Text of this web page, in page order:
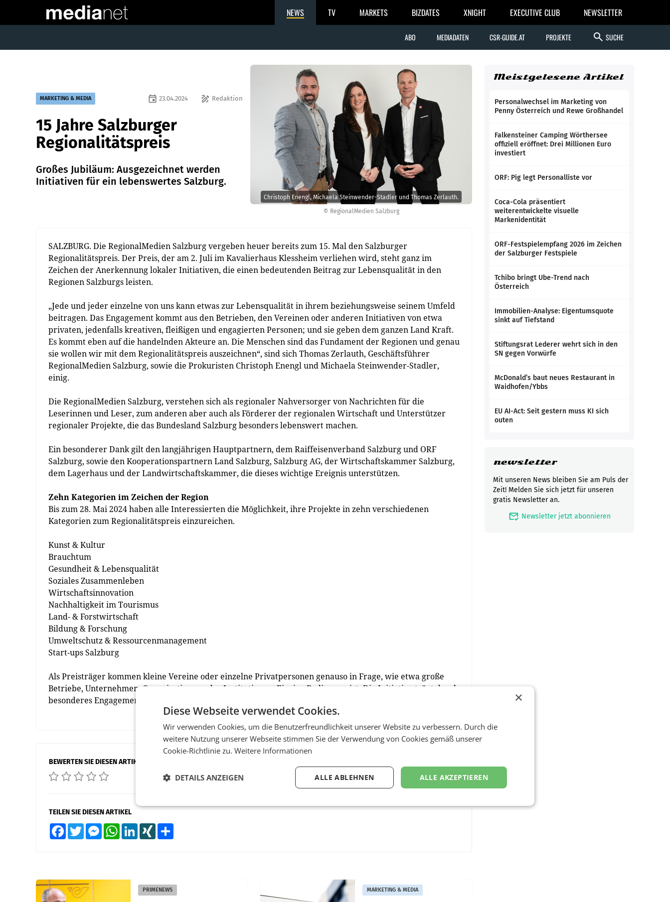
NEWS TV MARKETS BIZDATES XNIGHT EXECUTIVE CLUB NEWSLETTER
ABO MEDIADATEN CSR-GUIDE.AT PROJEKTE search SUCHE
© RegionalMedien Salzburg
Christoph Enengl, Michaela Steinwender-Stadler und Thomas Zerlauth.
MARKETING & MEDIA draw Redaktion
event 23.04.2024
15 Jahre Salzburger
Regionalitätspreis
Großes Jubiläum: Ausgezeichnet werden
Initiativen für ein lebenswertes Salzburg.
SALZBURG. Die RegionalMedien Salzburg vergeben heuer bereits zum 15. Mal den Salzburger
Regionalitätspreis. Der Preis, der am 2. Juli im Kavalierhaus Klessheim verliehen wird, steht ganz im
Zeichen der Anerkennung lokaler Initiativen, die einen bedeutenden Beitrag zur Lebensqualität in den
Regionen Salzburgs leisten.
„Jede und jeder einzelne von uns kann etwas zur Lebensqualität in ihrem beziehungsweise seinem Umfeld
beitragen. Das Engagement kommt aus den Betrieben, den Vereinen oder anderen Initiativen von etwa
privaten, jedenfalls kreativen, fleißigen und engagierten Personen; und sie geben dem ganzen Land Kraft.
Es kommt eben auf die handelnden Akteure an. Die Menschen sind das Fundament der Regionen und genau
sie wollen wir mit dem Regionalitätspreis auszeichnen“, sind sich Thomas Zerlauth, Geschäftsführer
RegionalMedien Salzburg, sowie die Prokuristen Christoph Enengl und Michaela Steinwender-Stadler,
einig.
Die RegionalMedien Salzburg, verstehen sich als regionaler Nahversorger von Nachrichten für die
Leserinnen und Leser, zum anderen aber auch als Förderer der regionalen Wirtschaft und Unterstützer
regionaler Projekte, die das Bundesland Salzburg besonders lebenswert machen.
Ein besonderer Dank gilt den langjährigen Hauptpartnern, dem Raiffeisenverband Salzburg und ORF
Salzburg, sowie den Kooperationspartnern Land Salzburg, Salzburg AG, der Wirtschaftskammer Salzburg,
dem Lagerhaus und der Landwirtschaftskammer, die dieses wichtige Ereignis unterstützen.
Zehn Kategorien im Zeichen der Region
Bis zum 28. Mai 2024 haben alle Interessierten die Möglichkeit, ihre Projekte in zehn verschiedenen
Kategorien zum Regionalitätspreis einzureichen.
Kunst & Kultur
Brauchtum
Gesundheit & Lebensqualität
Soziales Zusammenleben
Wirtschaftsinnovation
Nachhaltigkeit im Tourismus
Land- & Forstwirtschaft
Bildung & Forschung
Umweltschutz & Ressourcenmanagement
Start-ups Salzburg
Als Preisträger kommen kleine Vereine oder einzelne Privatpersonen genauso in Frage, wie etwa große
Betriebe, Unternehmen, Organisationen oder Institutionen. Einzige Bedingung ist: Die Initiative trägt durch
besonderes Engagement zur Lebensqualität in der Region und somit für das Bundesland Salzburg bei.
BEWERTEN SIE DIESEN ARTIKEL
TEILEN SIE DIESEN ARTIKEL
FacebookTwitter MessengerWhatsAppLinkedInXING
PRIMENEWS MARKETING & MEDIA
Meistgelesene Artikel
Personalwechsel im Marketing von
Penny Österreich und Rewe Großhandel
Falkensteiner Camping Wörthersee
offiziell eröffnet: Drei Millionen Euro
investiert
ORF: Pig legt Personalliste vor
Coca-Cola präsentiert
weiterentwickelte visuelle
Markenidentität
ORF-Festspielempfang 2026 im Zeichen
der Salzburger Festspiele
Tchibo bringt Ube-Trend nach
Österreich
Immobilien-Analyse: Eigentumsquote
sinkt auf Tiefstand
Stiftungsrat Lederer wehrt sich in den
SN gegen Vorwürfe
McDonald’s baut neues Restaurant in
Waidhofen/Ybbs
EU AI-Act: Seit gestern muss KI sich
outen
newsletter
Mit unseren News bleiben Sie am Puls der
Zeit! Melden Sie sich jetzt für unseren
gratis Newsletter an.
mark_email_read Newsletter jetzt abonnieren
×
Diese Webseite verwendet Cookies.
Wir verwenden Cookies, um die Benutzerfreundlichkeit unserer Website zu verbessern. Durch die
weitere Nutzung unserer Webseite stimmen Sie der Verwendung von Cookies gemäß unserer
Cookie-Richtlinie zu. Weitere Informationen
ALLE AKZEPTIEREN
ALLE ABLEHNEN
DETAILS ANZEIGEN